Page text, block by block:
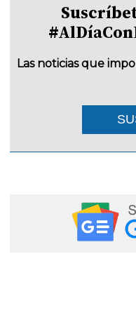
Las noticias que